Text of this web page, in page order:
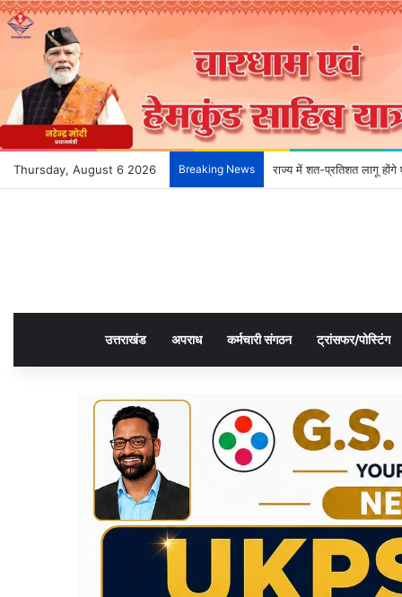
Thursday, August 6 2026 Breaking News राज्य में शत-प्रतिशत लागू होंगे
उत्तराखंड अपराध कर्मचारी संगठन ट्रांसफर/पोस्टिंग